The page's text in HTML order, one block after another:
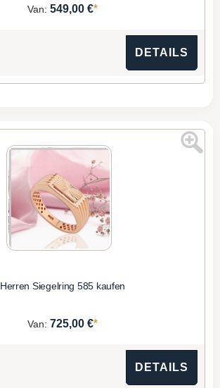
Van: 549,00 €*
DETAILS
Herren Siegelring 585 kaufen
Van: 725,00 €*
DETAILS